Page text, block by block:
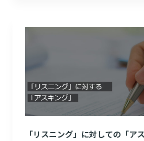
「リスニング」に対しての「ア